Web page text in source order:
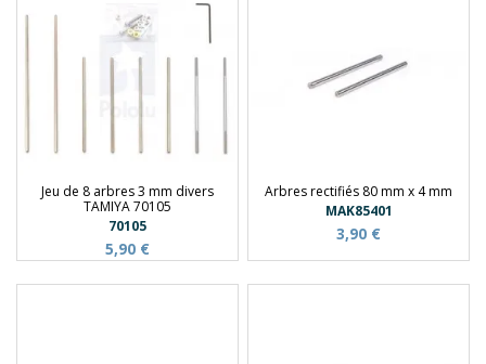
Jeu de 8 arbres 3 mm divers
TAMIYA 70105
70105
5,90 €
Arbres rectifiés 80 mm x 4 mm
MAK85401
3,90 €